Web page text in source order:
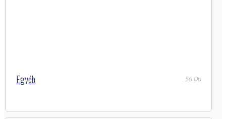
Egyéb 56 Db